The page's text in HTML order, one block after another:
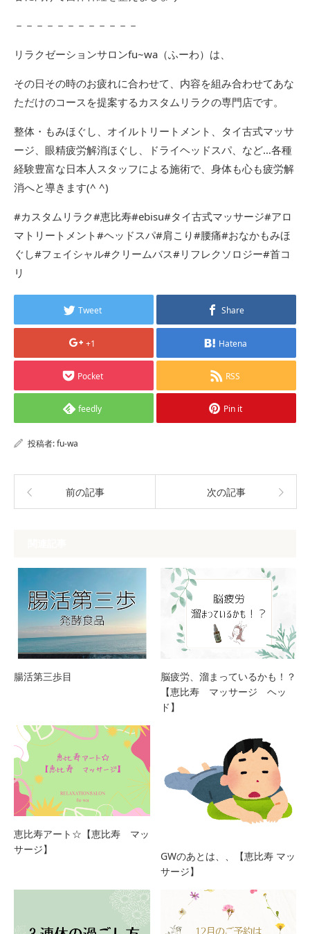
－－－－－－－－－－－－
リラクゼーションサロンfu~wa（ふーわ）は、
その日その時のお疲れに合わせて、内容を組み合わせてあな
ただけのコースを提案するカスタムリラクの専門店です。
整体・もみほぐし、オイルトリートメント、タイ古式マッサ
ージ、眼精疲労解消ほぐし、ドライヘッドスパ、など…各種
経験豊富な日本人スタッフによる施術で、身体も心も疲労解
消へと導きます(^ ^)
#カスタムリラク#恵比寿#ebisu#タイ古式マッサージ#アロ
マトリートメント#ヘッドスパ#肩こり#腰痛#おなかもみほ
ぐし#フェイシャル#クリームバス#リフレクソロジー#首コ
リ
Tweet Share
+1 Hatena
Pocket RSS
feedly Pin it
投稿者:fu-wa
前の記事 次の記事
腸活第三歩目
脳疲労、溜まっているかも！？
【恵比寿 マッサージ ヘッ
ド】
恵比寿アート☆【恵比寿 マッ
サージ】
GWのあとは、、【恵比寿 マッ
サージ】